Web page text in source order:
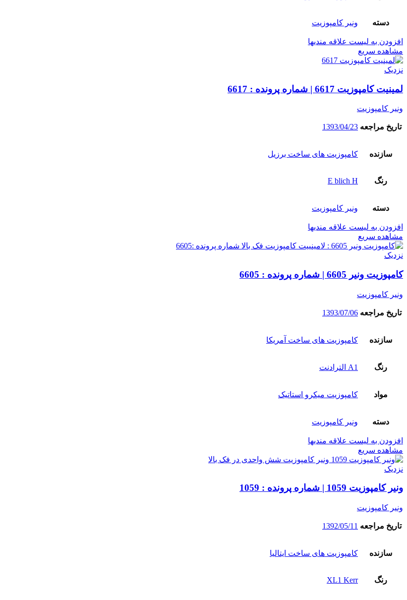
دسته ونیر کامپوزیت
افزودن به لیست علاقه مندیها
مشاهده سریع
نزدیک
لمینیت کامپوزیت 6617 | شماره پرونده : 6617
ونیر کامپوزیت
تاریخ مراجعه 1393/04/23
سازنده کامپوزیت های ساخت برزیل
رنگ E blich H
دسته ونیر کامپوزیت
افزودن به لیست علاقه مندیها
مشاهده سریع
نزدیک
کامپوزیت ونیر 6605 | شماره پرونده : 6605
ونیر کامپوزیت
تاریخ مراجعه 1393/07/06
سازنده کامپوزیت های ساخت آمریکا
رنگ A1 الترادنت
مواد کامپوزیت میکرو استاتیک
دسته ونیر کامپوزیت
افزودن به لیست علاقه مندیها
مشاهده سریع
نزدیک
ونیر کامپوزیت 1059 | شماره پرونده : 1059
ونیر کامپوزیت
تاریخ مراجعه 1392/05/11
سازنده کامپوزیت های ساخت ایتالیا
رنگ XL1 Kerr